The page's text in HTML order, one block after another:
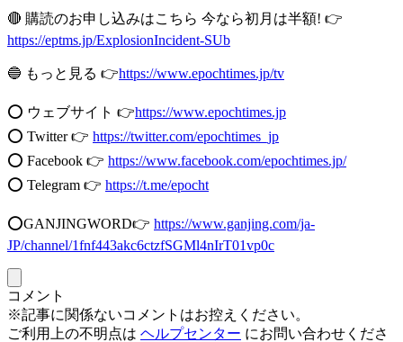
🔴 購読のお申し込みはこちら 今なら初月は半額! 👉
https://eptms.jp/ExplosionIncident-SUb
🔵 もっと見る 👉https://www.epochtimes.jp/tv
⭕️ ウェブサイト 👉https://www.epochtimes.jp​​
⭕️ Twitter 👉 https://twitter.com/epochtimes_jp
⭕️ Facebook 👉 https://www.facebook.com/epochtimes.jp/
⭕️ Telegram 👉 https://t.me/epocht
⭕️GANJINGWORD👉 https://www.ganjing.com/ja-
JP/channel/1fnf443akc6ctzfSGMl4nIrT01vp0c
コメント
※記事に関係ないコメントはお控えください。
ご利用上の不明点は ヘルプセンター にお問い合わせくださ